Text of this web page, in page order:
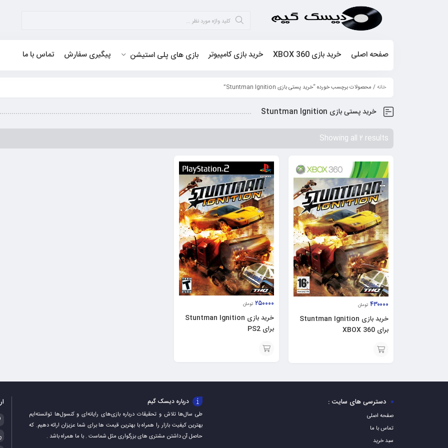
صفحه اصلی خرید بازی XBOX 360 خرید بازی کامپیوتر بازی های پلی استیشن پیگیری سفارش تماس با ما
خانه/ محصولات برچسب خورده “خرید پستی بازی Stuntman Ignition”
خرید پستی بازی Stuntman Ignition
Showing all 2 results
۴۳۰۰۰۰ تومان
خرید بازی Stuntman Ignition
برای XBOX 360
به
۲۵۰۰۰۰ تومان
خرید بازی Stuntman Ignition
برای PS2
به
دسترسی های سایت :
صفحه اصلی
تماس با ما
سبد خرید
درباره دیسک گیم
طی سال‌ها تلاش و تحقیقات درباره بازی‌های رایانه‌ای و کنسول‌ها توانسته‌ایم
بهترین کیفیت بازار را همراه با بهترین قیمت ها برای شما عزیزان ارائه دهیم. که
حاصل آن داشتن مشتری های بزرگواری مثل شماست . با ما همراه باشد .